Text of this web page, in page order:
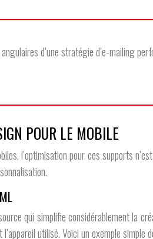
d’une stratégie d’e-mailing
POUR LE MOBILE
l’optimisation pour ces supports
qui simplifie considérablement la
utilisé. Voici un exemple simple